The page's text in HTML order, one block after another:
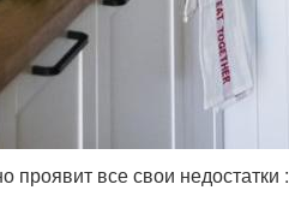
все свои недостатки :